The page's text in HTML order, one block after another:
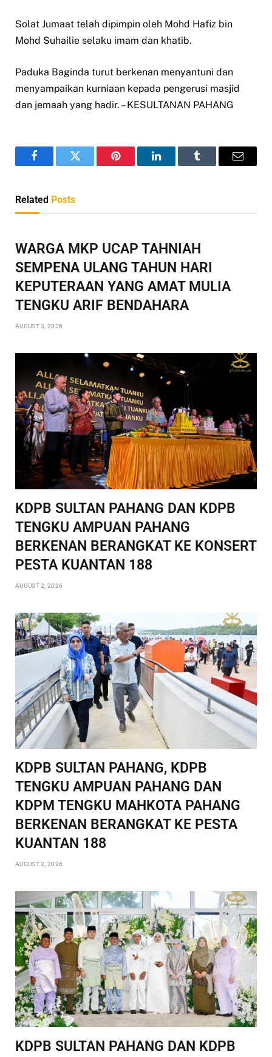
Solat Jumaat telah dipimpin oleh Mohd Hafiz bin
Mohd Suhailie selaku imam dan khatib.
Paduka Baginda turut berkenan menyantuni dan
menyampaikan kurniaan kepada pengerusi masjid
dan jemaah yang hadir. – KESULTANAN PAHANG
FacebookTwitter Pinterest LinkedInTumblr Email
Related Posts
WARGA MKP UCAP TAHNIAH
SEMPENA ULANG TAHUN HARI
KEPUTERAAN YANG AMAT MULIA
TENGKU ARIF BENDAHARA
AUGUST 3, 2026
KDPB SULTAN PAHANG DAN KDPB
TENGKU AMPUAN PAHANG
BERKENAN BERANGKAT KE KONSERT
PESTA KUANTAN 188
AUGUST 2, 2026
KDPB SULTAN PAHANG, KDPB
TENGKU AMPUAN PAHANG DAN
KDPM TENGKU MAHKOTA PAHANG
BERKENAN BERANGKAT KE PESTA
KUANTAN 188
AUGUST 2, 2026
KDPB SULTAN PAHANG DAN KDPB